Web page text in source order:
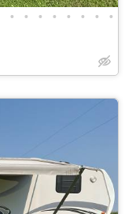
• • • • • • • •